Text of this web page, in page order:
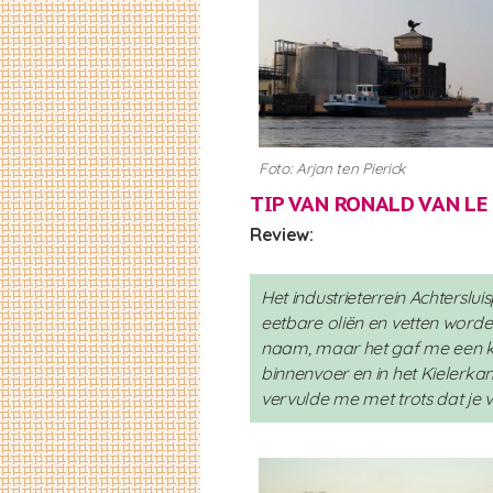
Foto: Arjan ten Pierick
TIP VAN RONALD VAN LE
Review:
Het industrieterrein
eetbare oliën en vetten
naam, maar het gaf me een
binnenvoer en in het
vervulde me met trots dat je